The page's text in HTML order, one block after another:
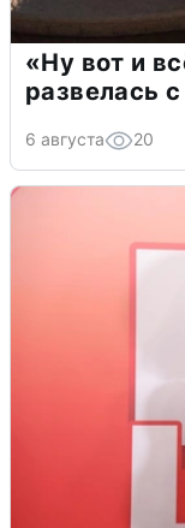
«Ну вот и
развелась
6 августа 20